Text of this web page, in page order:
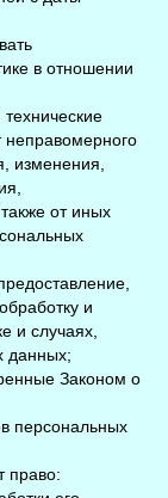
в отношении
изменения,
от иных
и
и случаях,
данных;
Законом о
персональных
право: